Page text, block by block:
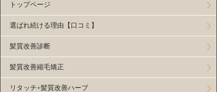
トップページ
選ばれ続ける理由【口コミ】
髪質改善診断
髪質改善縮毛矯正
リタッチ+髪質改善ハーブ